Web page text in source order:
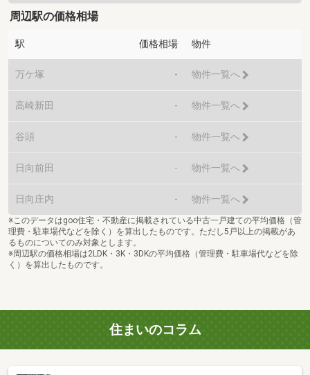
周辺駅の価格相場
駅 価格相場 物件
万ケ塚 - 物件一覧へ
高崎新田 - 物件一覧へ
谷頭 - 物件一覧へ
日向前田 - 物件一覧へ
日向庄内 - 物件一覧へ
※このデータはgoo住宅・不動産に掲載されている中古一戸建ての平均価格（管
理費・駐車場代などを除く）を算出したものです。ただし5戸以上の掲載があ
るものについてのみ対象とします。
※周辺駅の価格相場は2LDK・3K・3DKの平均価格（管理費・駐車場代などを除
く）を算出したものです。
住まいのコラム